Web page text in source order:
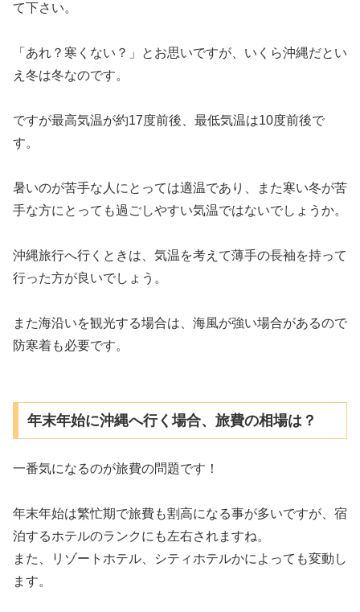
て下さい。
「あれ？寒くない？」とお思いですが、いくら沖縄だとい
え冬は冬なのです。
ですが最高気温が約17度前後、最低気温は10度前後で
す。
暑いのが苦手な人にとっては適温であり、また寒い冬が苦
手な方にとっても過ごしやすい気温ではないでしょうか。
沖縄旅行へ行くときは、気温を考えて薄手の長袖を持って
行った方が良いでしょう。
また海沿いを観光する場合は、海風が強い場合があるので
防寒着も必要です。
年末年始に沖縄へ行く場合、旅費の相場は？
一番気になるのが旅費の問題です！
年末年始は繁忙期で旅費も割高になる事が多いですが、宿
泊するホテルのランクにも左右されますね。
また、リゾートホテル、シティホテルかによっても変動し
ます。